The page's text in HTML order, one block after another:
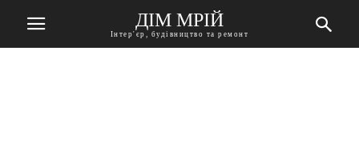
ДІМ МРІЙ
Інтер'єр, будівництво та ремонт